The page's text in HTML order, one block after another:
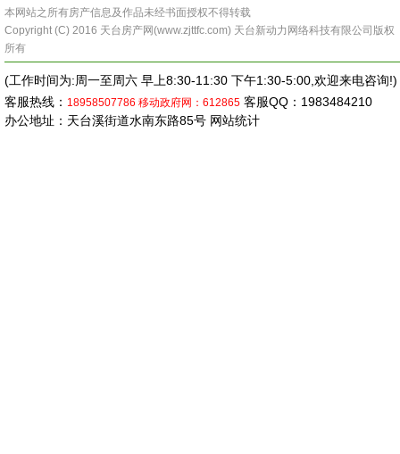
本网站之所有房产信息及作品未经书面授权不得转载
Copyright (C) 2016 天台房产网(www.zjttfc.com) 天台新动力网络科技有限公司版权
所有
(工作时间为:周一至周六 早上8:30-11:30 下午1:30-5:00,欢迎来电咨询!)
客服热线： 18958507786 移动政府网：612865 客服QQ：1983484210
办公地址：天台溪街道水南东路85号 网站统计